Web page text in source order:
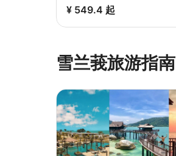
¥ 549.4 起
雪兰莪旅游指南